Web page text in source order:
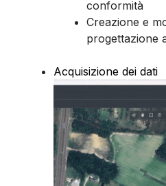
conformità
Creazione e
progettazione
Acquisizione dei dati